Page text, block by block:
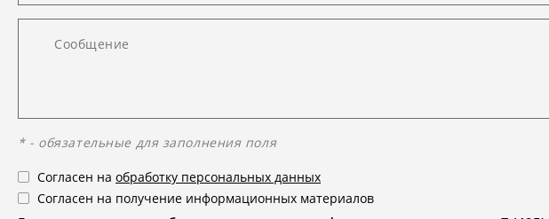
* - обязательные для заполнения поля
Согласен на обработку персональных данных
Согласен на получение информационных материалов